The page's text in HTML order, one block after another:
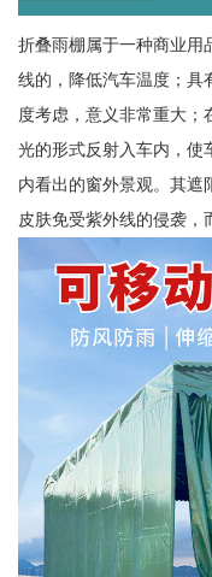
折叠雨棚属于一种商业用
线的，降低汽车温度；具
度考虑，意义非常重大
光的形式反射入车内，使
内看出的窗外景观。其遮
皮肤免受紫外线的侵袭，